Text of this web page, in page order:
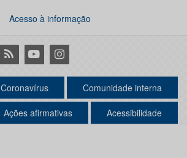
Acesso à informação
RSS YoutubeInstagram
Coronavírus Comunidade interna
Ações afirmativas Acessibilidade